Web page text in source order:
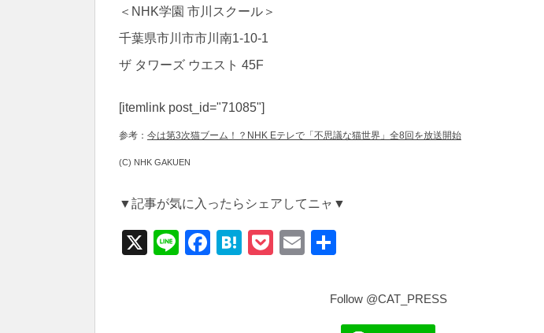
＜NHK学園 市川スクール＞
千葉県市川市市川南1-10-1
ザ タワーズ ウエスト 45F
[itemlink post_id="71085"]
参考： 今は第3次猫ブーム！？NHK Eテレで「不思議な猫世界」全8回を放送開始
(C) NHK GAKUEN
▼記事が気に入ったらシェアしてニャ▼
X
Li
F
H
P
E
Follow @CAT_PRESS